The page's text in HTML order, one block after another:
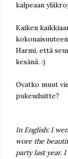
kalpeaan
Kaiken
Harmi, että
kesänä. :)
Ovatko muut
pukeuduitte?
In English: I
wore the
party last year.